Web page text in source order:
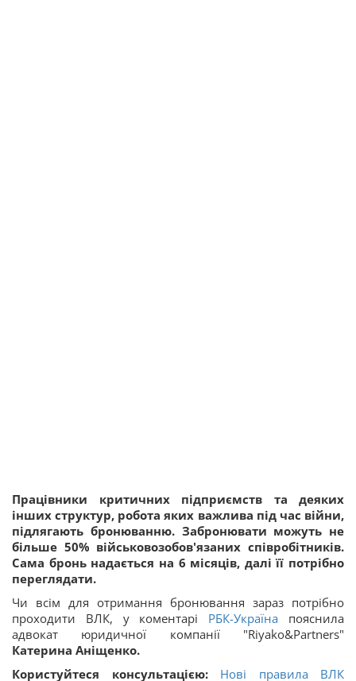
Працівники критичних підприємств та деяких
інших структур, робота яких важлива під час війни,
підлягають бронюванню. Забронювати можуть не
більше 50% військовозобов'язаних співробітників.
Сама бронь надається на 6 місяців, далі її потрібно
переглядати.
Чи всім для отримання бронювання зараз потрібно
проходити ВЛК, у коментарі РБК-Україна пояснила
адвокат юридичної компанії "Riyako&Partners"
Катерина Аніщенко.
Користуйтеся консультацією: Нові правила ВЛК